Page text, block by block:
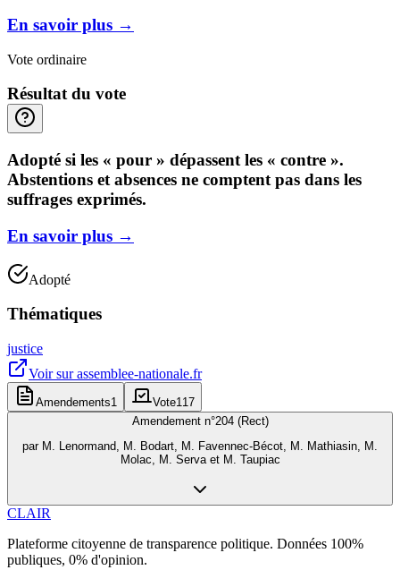
En savoir plus →
Vote ordinaire
Résultat du vote
Adopté si les « pour » dépassent les « contre ».
Abstentions et absences ne comptent pas dans les
suffrages exprimés.
En savoir plus →
Adopté
Thématiques
justice
Voir surassemblee-nationale.fr
Amendements1 Vote117
Amendement n°204 (Rect)
par M. Lenormand, M. Bodart, M. Favennec-Bécot, M. Mathiasin, M.
Molac, M. Serva et M. Taupiac
CLAIR
Plateforme citoyenne de transparence politique. Données 100%
publiques, 0% d'opinion.